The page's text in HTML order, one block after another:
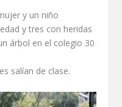
y un niño
y tres con heridas
árbol en el colegio 30
salían de clase.